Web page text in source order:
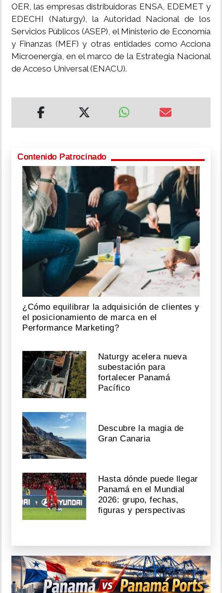
OER, las empresas distribuidoras ENSA, EDEMET y
EDECHI (Naturgy), la Autoridad Nacional de los
Servicios Públicos (ASEP), el Ministerio de Economía
y Finanzas (MEF) y otras entidades como Acciona
Microenergía, en el marco de la Estrategia Nacional
de Acceso Universal (ENACU).
Contenido Patrocinado
¿Cómo equilibrar la adquisición de clientes y
el posicionamiento de marca en el
Performance Marketing?
Naturgy acelera nueva
subestación para
fortalecer Panamá
Pacífico
Descubre la magia de
Gran Canaria
Hasta dónde puede llegar
Panamá en el Mundial
2026: grupo, fechas,
figuras y perspectivas